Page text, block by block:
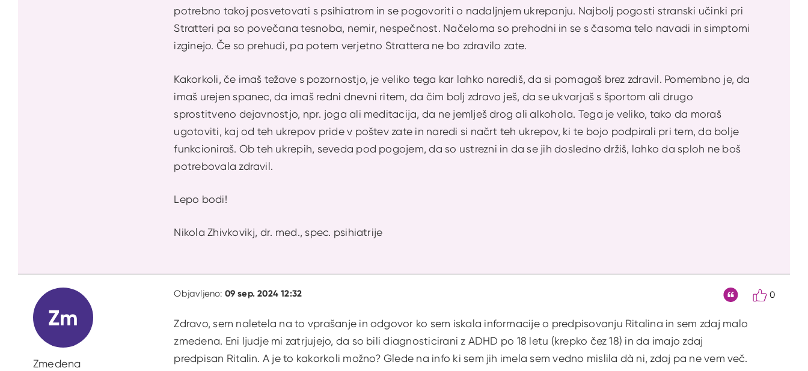
potrebno takoj posvetovati s psihiatrom in se pogovoriti o nadaljnjem ukrepanju. Najbolj pogosti stranski učinki pri
Stratteri pa so povečana tesnoba, nemir, nespečnost. Načeloma so prehodni in se s časoma telo navadi in simptomi
izginejo. Če so prehudi, pa potem verjetno Strattera ne bo zdravilo zate.
Kakorkoli, če imaš težave s pozornostjo, je veliko tega kar lahko narediš, da si pomagaš brez zdravil. Pomembno je, da
imaš urejen spanec, da imaš redni dnevni ritem, da čim bolj zdravo ješ, da se ukvarjaš s športom ali drugo
sprostitveno dejavnostjo, npr. joga ali meditacija, da ne jemlješ drog ali alkohola. Tega je veliko, tako da moraš
ugotoviti, kaj od teh ukrepov pride v poštev zate in naredi si načrt teh ukrepov, ki te bojo podpirali pri tem, da bolje
funkcioniraš. Ob teh ukrepih, seveda pod pogojem, da so ustrezni in da se jih dosledno držiš, lahko da sploh ne boš
potrebovala zdravil.
Lepo bodi!
Nikola Zhivkovikj, dr. med., spec. psihiatrije
Zm
Zmedena
Objavljeno: 09 sep. 2024 12:32
Zdravo, sem naletela na to vprašanje in odgovor ko sem iskala informacije o predpisovanju Ritalina in sem zdaj malo
zmedena. Eni ljudje mi zatrjujejo, da so bili diagnosticirani z ADHD po 18 letu (krepko čez 18) in da imajo zdaj
predpisan Ritalin. A je to kakorkoli možno? Glede na info ki sem jih imela sem vedno mislila dà ni, zdaj pa ne vem več.
0